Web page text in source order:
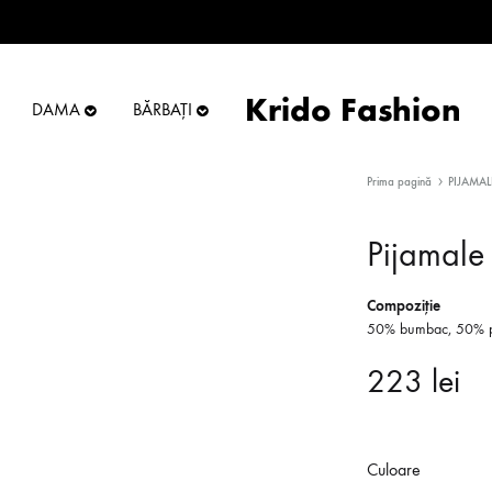
DAMA BĂRBAȚI Krido Fashion
Prima pagină
Compoziţie
50% bumbac, 50%
223 lei
Culoare